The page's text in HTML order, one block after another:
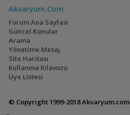
Geophagus Tapajos
Hastatuslarım(22)
Akvaryum.Com
Forum Ana Sayfası
Güncel Konular
Arama
Yönetime Mesaj
Site Haritası
Kullanma Kılavuzu
Üye Listesi
© Copyright 1999-2018 Akvaryum.com